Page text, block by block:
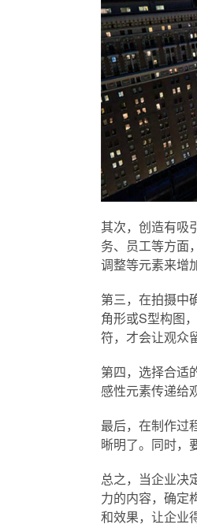
其次，创造有吸
务、员工等方面
调整等元素来增
第三，在拍摄中
角形或S型构图
符，才会让观众
第四，选择合适
感性元素传递给
最后，在制作过
晰明了。同时，
总之，当企业决
力的内容，确定
和效果，让企业